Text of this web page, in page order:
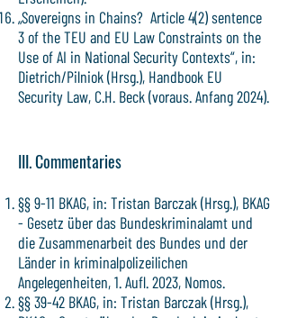
„Sovereigns in Chains? Article 4(2) sentence
3 of the TEU and EU Law Constraints on the
Use of AI in National Security Contexts“, in:
Dietrich/Pilniok (Hrsg.), Handbook EU
Security Law, C.H. Beck (voraus. Anfang 2024).
III. Commentaries
§§ 9-11 BKAG, in: Tristan Barczak (Hrsg.), BKAG
- Gesetz über das Bundeskriminalamt und
die Zusammenarbeit des Bundes und der
Länder in kriminalpolizeilichen
Angelegenheiten, 1. Aufl. 2023, Nomos.
§§ 39-42 BKAG, in: Tristan Barczak (Hrsg.),